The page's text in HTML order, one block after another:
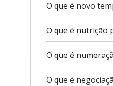
O que é novo
O que é nutrição
O que é
O que é